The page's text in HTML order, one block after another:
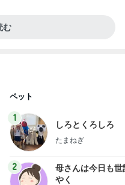
む
ペット
1
しろとくろしろ
たまねぎ
2
母さんは今日も世
やく